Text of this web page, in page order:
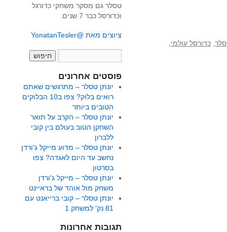
כדורסל עולמי
טסלר גם מסקר משחקי כדורגל
וכדורסל כבר 7 שנים.
ציוצים מאת @YonatanTesler
פוסטים אחרונים
יונתן טסלר – מתרגשים שאתם
רואים בלוק? צפו ב10 הבלוקים
הטובים ביותר
יונתן טסלר – הקרב על תואר
השחקן הטוב בעולם בין קובי
ללברון
יונתן טסלר – מדוע מייקל ג'ורדן
נחשב עד היום לאגדה? צפו
בסרטון
יונתן טסלר – מייקל ג'ורדן
משחק מול אוהד של בראיינט
יונתן טסלר – קובי ברייאנט עם
81 נק' למשחק 1
תגובות אחרונות